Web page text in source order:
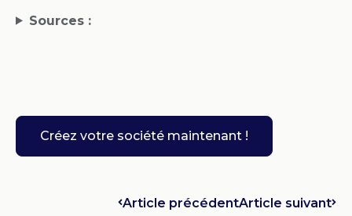
Sources :
Créez votre société maintenant !
Article précédentArticle suivant